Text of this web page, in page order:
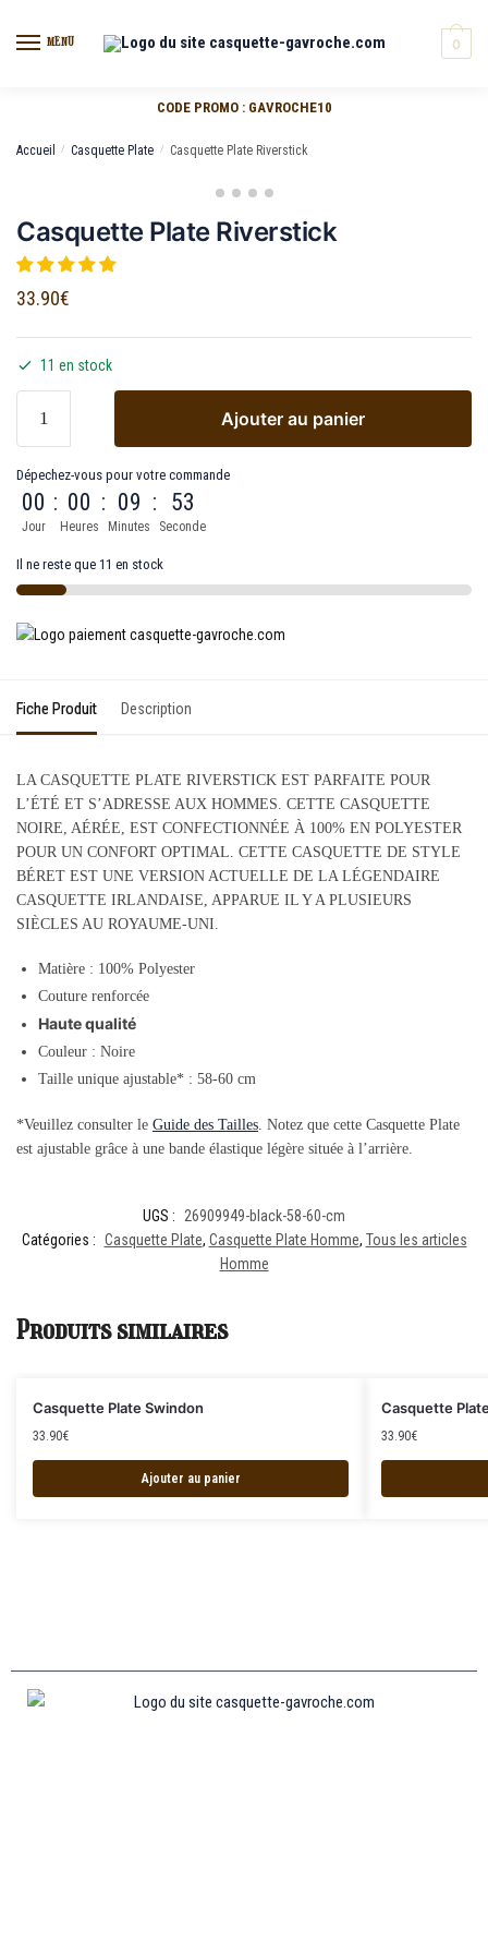
MENU 0
CODE PROMO : GAVROCHE10
Accueil / Casquette Plate / Casquette Plate Riverstick
Casquette Plate Riverstick
33.90€
11 en stock
Ajouter au panier
Dépechez-vous pour votre commande
00
Jour
: 00
Heures
: 09
Minutes
: 53
Seconde
Il ne reste que 11 en stock
Fiche Produit Description
LA CASQUETTE PLATE RIVERSTICK EST PARFAITE POUR
L’ÉTÉ ET S’ADRESSE AUX HOMMES. CETTE CASQUETTE
NOIRE, AÉRÉE, EST CONFECTIONNÉE À 100% EN POLYESTER
POUR UN CONFORT OPTIMAL. CETTE CASQUETTE DE STYLE
BÉRET EST UNE VERSION ACTUELLE DE LA LÉGENDAIRE
CASQUETTE IRLANDAISE, APPARUE IL Y A PLUSIEURS
SIÈCLES AU ROYAUME-UNI.
Matière : 100% Polyester
Couture renforcée
Haute qualité
Couleur : Noire
Taille unique ajustable* : 58-60 cm
*Veuillez consulter le Guide des Tailles . Notez que cette Casquette Plate
est ajustable grâce à une bande élastique légère située à l’arrière.
UGS : 26909949-black-58-60-cm
Catégories : Casquette Plate, Casquette Plate Homme, Tous les articles
Homme
Produits similaires
Casquette Plate Swindon
33.90€
Ajouter au panier
Casquette
33.90€